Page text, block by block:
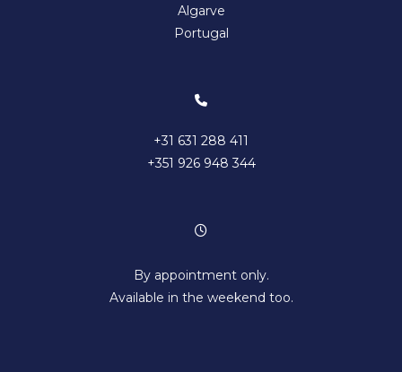
Algarve
Portugal
+31 631 288 411
+351 926 948 344
By appointment only.
Available in the weekend too.